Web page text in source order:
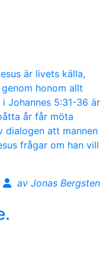
är livets källa,
honom allt
Johannes 5:31-36 är
år får möta
dialogen att mannen
frågar om han vill
av Jonas Bergsten